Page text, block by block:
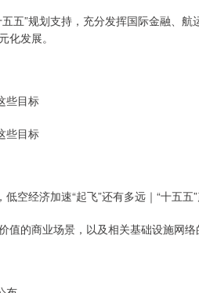
五”规划支持，充分发挥国际金融、
化发展。
些目标
些目标
空经济加速“起飞”还有多远｜“十五五
值的商业场景，以及相关基础设施网络